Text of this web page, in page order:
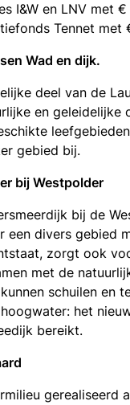
I&W en LNV met
Tennet
Wad en dijk.
deel van de
en geleidelijke
gebied bij.
bij Westpolder
bij de
divers gebied
zorgt ook
met de
schuilen en
het
bereikt.
gerealiseerd